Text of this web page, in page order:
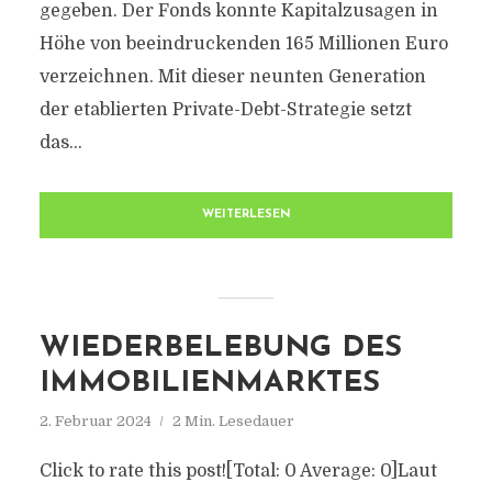
gegeben. Der Fonds konnte Kapitalzusagen in
Höhe von beeindruckenden 165 Millionen Euro
verzeichnen. Mit dieser neunten Generation
der etablierten Private-Debt-Strategie setzt
das...
WEITERLESEN
WIEDERBELEBUNG DES
IMMOBILIENMARKTES
2. Februar 2024 2 Min. Lesedauer
Click to rate this post![Total: 0 Average: 0]Laut